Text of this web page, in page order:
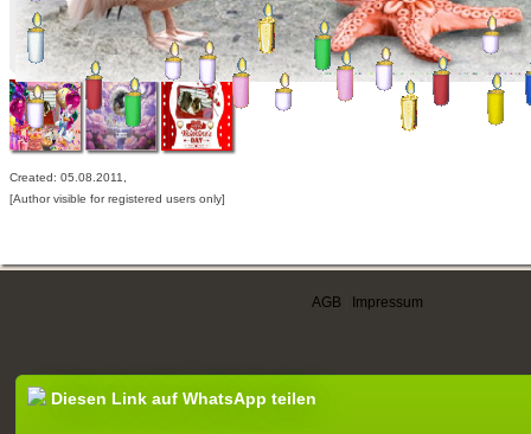
Created: 05.08.2011,
[Author visible for registered users only]
AGB Impressum
Diesen Link auf WhatsApp teilen